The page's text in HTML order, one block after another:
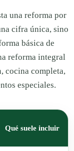
una reforma por
cifra única, sino
básica de
reforma integral
cocina completa,
especiales.
Qué suele incluir